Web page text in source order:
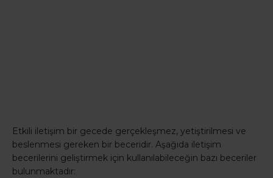
Etkili iletişim bir gecede gerçekleşmez, yetiştirilmesi ve
beslenmesi gereken bir beceridir. Aşağıda iletişim
becerilerini geliştirmek için kullanılabileceğin bazı beceriler
bulunmaktadır: